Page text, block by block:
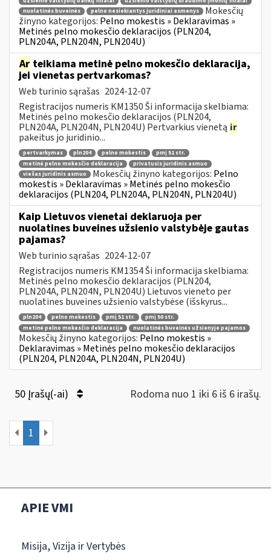
nuolatinės buveinės
pelno nesiekiantys juridiniai asmenys
Mokesčių
žinyno kategorijos: Pelno mokestis » Deklaravimas »
Metinės pelno mokesčio deklaracijos (PLN204,
PLN204A, PLN204N, PLN204U)
Ar teikiama metinė pelno mokesčio deklaracija,
jei vienetas pertvarkomas?
Web turinio sąrašas 2024-12-07
Registracijos numeris KM1350 Ši informacija skelbiama:
Metinės pelno mokesčio deklaracijos (PLN204,
PLN204A, PLN204N, PLN204U) Pertvarkius vienetą ir
pakeitus jo juridinio...
pertvarkymas pln204 pelno mokestis
pmį 51 str.
metinė pelno mokesčio deklaracija
privatusis juridinis asmuo
viešas juridinis asmuo
Mokesčių žinyno kategorijos: Pelno
mokestis » Deklaravimas » Metinės pelno mokesčio
deklaracijos (PLN204, PLN204A, PLN204N, PLN204U)
Kaip Lietuvos vienetai deklaruoja per
nuolatines buveines užsienio valstybėje gautas
pajamas?
Web turinio sąrašas 2024-12-07
Registracijos numeris KM1354 Ši informacija skelbiama:
Metinės pelno mokesčio deklaracijos (PLN204,
PLN204A, PLN204N, PLN204U) Lietuvos vieneto per
nuolatines buveines užsienio valstybėse (išskyrus...
pln204 pelno mokestis pmį 51 str.
pmį 50 str.
metinė pelno mokesčio deklaracija
nuolatinės buveinės užsienyje pajamos
Mokesčių žinyno kategorijos: Pelno mokestis »
Deklaravimas » Metinės pelno mokesčio deklaracijos
(PLN204, PLN204A, PLN204N, PLN204U)
50 Įrašų(-ai) Rodoma nuo 1 iki 6 iš 6 irašų.
1
APIE VMI
Misija, Vizija ir Vertybės